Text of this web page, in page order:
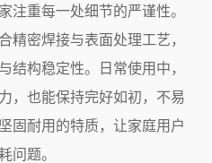
注重每一处细节的严谨性。
精密焊接与表面处理工艺，
结构稳定性。日常使用中，
，也能保持完好如初，不易
固耐用的特质，让家庭用户
问题。